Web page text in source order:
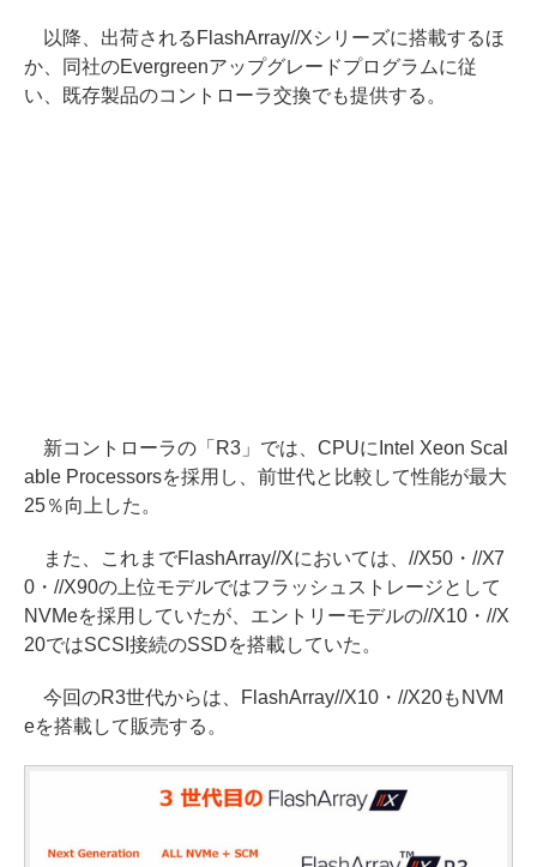
以降、出荷されるFlashArray//Xシリーズに搭載するほ
か、同社のEvergreenアップグレードプログラムに従
い、既存製品のコントローラ交換でも提供する。
新コントローラの「R3」では、CPUにIntel Xeon Scal
able Processorsを採用し、前世代と比較して性能が最大
25％向上した。
また、これまでFlashArray//Xにおいては、//X50・//X7
0・//X90の上位モデルではフラッシュストレージとして
NVMeを採用していたが、エントリーモデルの//X10・//X
20ではSCSI接続のSSDを搭載していた。
今回のR3世代からは、FlashArray//X10・//X20もNVM
eを搭載して販売する。